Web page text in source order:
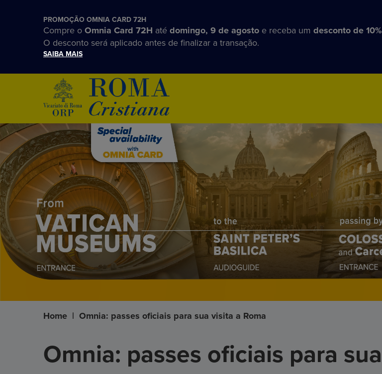
PROMOÇÃO OMNIA CARD 72H
Compre o Omnia Card 72H até domingo, 9 de agosto e receba um desconto de
O desconto será aplicado antes de finalizar a transação.
SAIBA MAIS
Home | Omnia: passes oficiais para sua visita a Roma
Omnia: passes oficiais para